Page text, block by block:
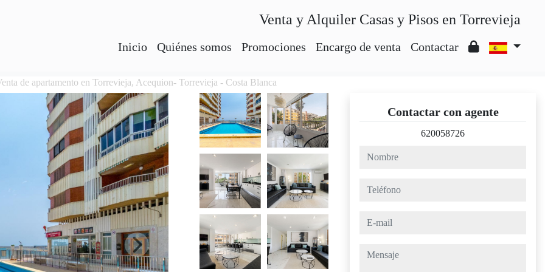
Venta y Alquiler Casas y Pisos en Torrevieja
Inicio Quiénes somos Promociones Encargo de venta Contactar
de apartamento en Torrevieja, Acequion- Torrevieja - Costa Blanca
Contactar con agente
620058726
nombre
teléfono
e-mail
mensaje